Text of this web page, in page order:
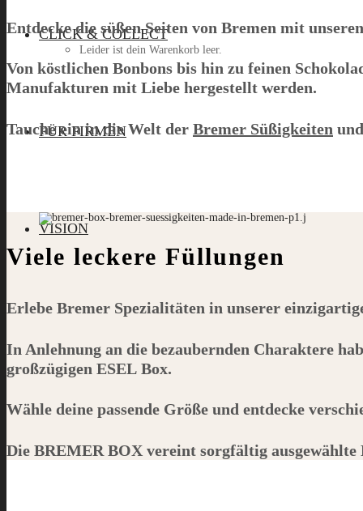
CLICK & COLLECT
FÜR FIRMEN
VISION
Leider ist dein Warenkorb leer.
Entdecke die süßen Seiten von Bremen mit
Von köstlichen Bonbons bis hin zu feinen
Manufakturen mit Liebe hergestellt werden.
Tauche ein in die Welt der Bremer Süßigkeiten
Viele leckere Füllungen
Erlebe Bremer Spezialitäten in unserer
In Anlehnung an die bezaubernden Charaktere
großzügigen ESEL Box.
Wähle deine passende Größe und entdecke
Die BREMER BOX vereint sorgfältig